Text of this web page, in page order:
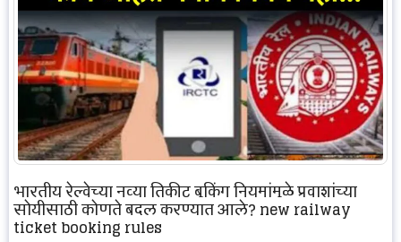
भारतीय रेल्वेच्या नव्या तिकीट बुकिंग नियमांमुळे प्रवाशांच्या
सोयीसाठी कोणते बदल करण्यात आले? new railway
ticket booking rules